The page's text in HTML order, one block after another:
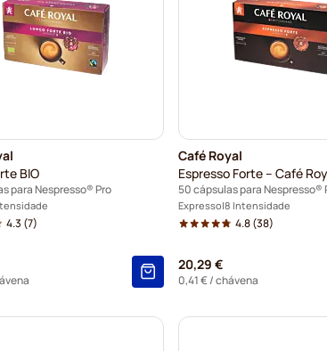
BIO
para Nespresso® Pro
4.3 (7)
Café Royal
Espresso Forte – Café
50 cápsulas para Nespresso®
Expresso 8 Intensidade
4.8(38)
20,29 €
0,41 €/ chávena